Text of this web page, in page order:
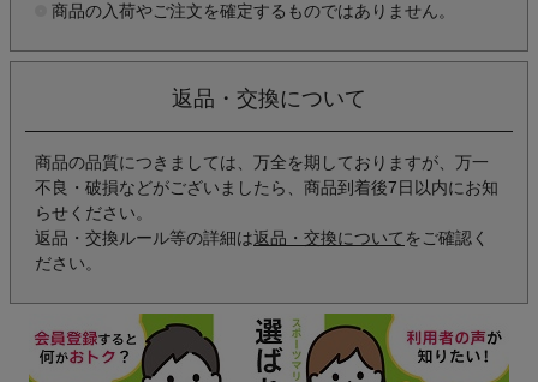
商品の入荷やご注文を確定するものではありません。
返品・交換について
商品の品質につきましては、万全を期しておりますが、万一
不良・破損などがございましたら、商品到着後7日以内にお知
らせください。
返品・交換ルール等の詳細は返品・交換について をご確認く
ださい。